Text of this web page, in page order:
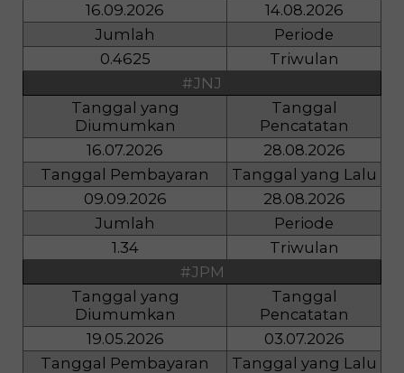
16.09.2026
14.08.2026
Jumlah
Periode
0.4625
Triwulan
#JNJ
Tanggal yang
Diumumkan
Tanggal
Pencatatan
16.07.2026
28.08.2026
Tanggal Pembayaran
Tanggal yang Lalu
09.09.2026
28.08.2026
Jumlah
Periode
1.34
Triwulan
#JPM
Tanggal yang
Diumumkan
Tanggal
Pencatatan
19.05.2026
03.07.2026
Tanggal Pembayaran
Tanggal yang Lalu